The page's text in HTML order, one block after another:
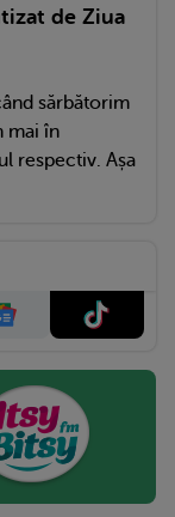
de Ziua
sărbătorim
mai în
respectiv. Așa